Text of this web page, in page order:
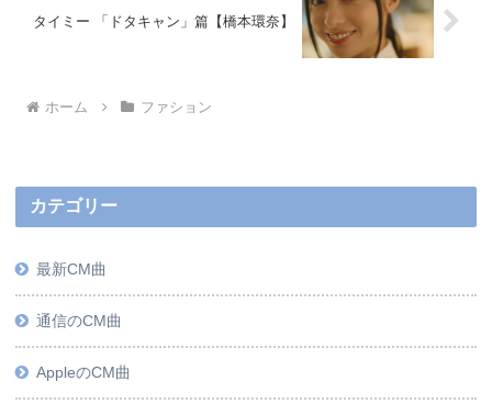
タイミー 「ドタキャン」篇【橋本環奈】
ホーム ファション
カテゴリー
最新CM曲
通信のCM曲
AppleのCM曲